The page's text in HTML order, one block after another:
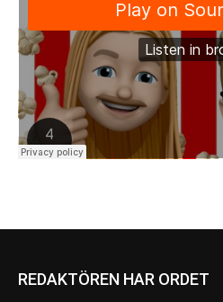
REDAKTÖREN HAR ORDET